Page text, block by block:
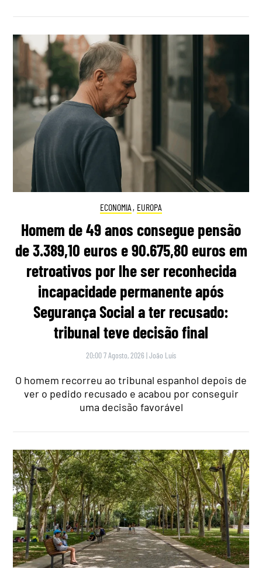
ECONOMIA , EUROPA
Homem de 49 anos consegue pensão
de 3.389,10 euros e 90.675,80 euros em
retroativos por lhe ser reconhecida
incapacidade permanente após
Segurança Social a ter recusado:
tribunal teve decisão final
20:00 7 Agosto, 2026 |João Luís
O homem recorreu ao tribunal espanhol depois de
ver o pedido recusado e acabou por conseguir
uma decisão favorável